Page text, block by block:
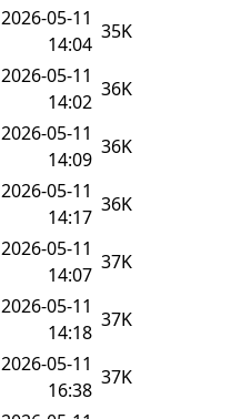
2026-05-11
14:04
35K
2026-05-11
14:02
36K
2026-05-11
14:09
36K
2026-05-11
14:17
36K
2026-05-11
14:07
37K
2026-05-11
14:18
37K
2026-05-11
16:38
37K